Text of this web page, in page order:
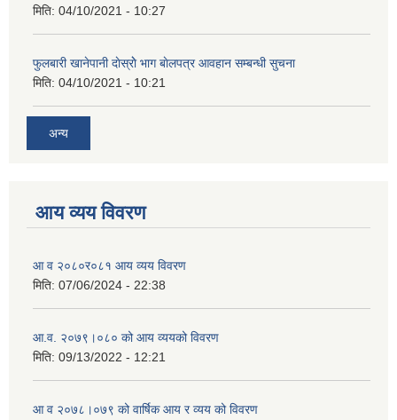
मिति: 04/10/2021 - 10:27
फुलबारी खानेपानी दाेस्राेे भाग बाेलपत्र आवहान सम्बन्धी सुचना
मिति: 04/10/2021 - 10:21
अन्य
आय व्यय विवरण
आ व २०८०र०८१ आय व्यय विवरण
मिति: 07/06/2024 - 22:38
आ.व. २०७९।०८० को आय व्ययको विवरण
मिति: 09/13/2022 - 12:21
आ‍ व २०७८।०७९ को वार्षिक आय र व्यय को विवरण